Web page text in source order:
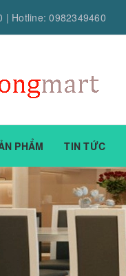
| Hotline:0982349460
PHẨM TIN TỨC